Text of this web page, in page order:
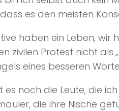
es den meisten
haben ein Leben, wir
zivilen Protest nicht als
eines besseren
es noch die Leute, die
die ihre Nische